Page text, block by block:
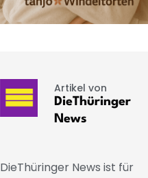
Artikel von
DieThüringer
News
DieThüringer News ist für